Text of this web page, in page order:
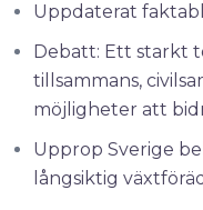
Uppdaterat
Debatt: Ett starkt
tillsammans,
möjligheter att
Upprop Sverige
långsiktig